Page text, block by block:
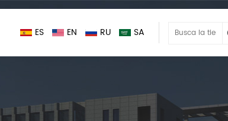
ES EN RU SA